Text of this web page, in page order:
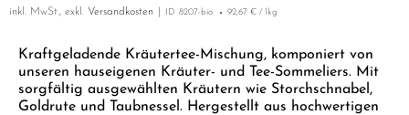
THAILAND
EMPFEHLUNGEN
SETS & GIFTS
EMPFEHLUNGEN
SETS & GIFTS
Kraftgeladende Kräutertee-Mischung, komponiert von
unseren hauseigenen Kräuter- und Tee-Sommeliers. Mit
sorgfältig ausgewählten Kräutern wie Storchschnabel,
Goldrute und Taubnessel. Hergestellt aus hochwertigen
inkl. MwSt., exkl. Versandkosten ID 8207-bio 92,67 € / 1kg